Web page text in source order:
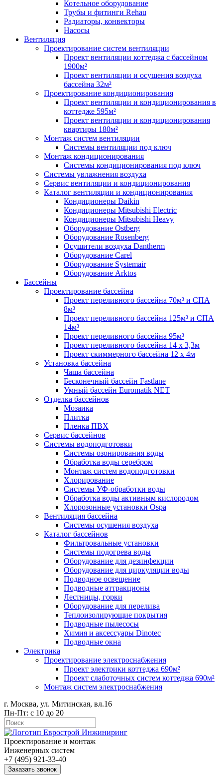
Котельное оборудование
Трубы и фитинги Rehau
Радиаторы, конвекторы
Насосы
Вентиляция
Проектирование систем вентиляции
Проект вентиляции коттеджа с бассейном
1900м²
Проект вентиляции и осушения воздуха
бассейна 32м²
Проектирование кондиционирования
Проект вентиляции и кондиционирования в
коттедже 595м²
Проект вентиляции и кондиционирования
квартиры 180м²
Монтаж систем вентиляции
Системы вентиляции под ключ
Монтаж кондиционирования
Системы кондиционирования под ключ
Системы увлажнения воздуха
Сервис вентиляции и кондиционирования
Каталог вентиляции и кондиционирования
Кондиционеры Daikin
Кондиционеры Mitsubishi Electric
Кондиционеры Mitsubishi Heavy
Оборудование Ostberg
Оборудование Rosenberg
Осушители воздуха Dantherm
Оборудование Carel
Оборудование Systemair
Оборудование Arktos
Бассейны
Проектирование бассейна
Проект переливного бассейна 70м³ и СПА
8м³
Проект переливного бассейна 125м³ и СПА
14м³
Проект переливного бассейна 95м³
Проект переливного бассейна 14 х 3,3м
Проект скиммерного бассейна 12 х 4м
Установка бассейна
Чаша бассейна
Бесконечный бассейн Fastlane
Умный бассейн Euromatik NET
Отделка бассейнов
Мозаика
Плитка
Пленка ПВХ
Сервис бассейнов
Системы водоподготовки
Системы озонирования воды
Обработка воды серебром
Монтаж систем водоподготовки
Хлорирование
Системы УФ-обработки воды
Обработка воды активным кислородом
Хлорозонные установки Ospa
Вентиляция бассейна
Системы осушения воздуха
Каталог бассейнов
Фильтровальные установки
Системы подогрева воды
Оборудование для дезинфекции
Оборудование для циркуляции воды
Подводное освещение
Подводные аттракционы
Лестницы, горки
Оборудование для перелива
Теплоизолирующие покрытия
Подводные пылесосы
Химия и аксессуары Dinotec
Подводные окна
Электрика
Проектирование электроснабжения
Проект электрики коттеджа 690м²
Проект слаботочных систем коттеджа 690м²
Монтаж систем электроснабжения
г. Москва, ул. Митинская, вл.16
Пн-Пт: с 10 до 20
Проектирование и монтаж
Инженерных систем
+7 (495) 921-33-40
Заказать звонок